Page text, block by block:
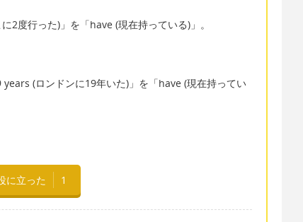
2度行った)」を「have (現在持っている)」。
(ロンドンに19年いた)」を「have (現在持ってい
に立った 1